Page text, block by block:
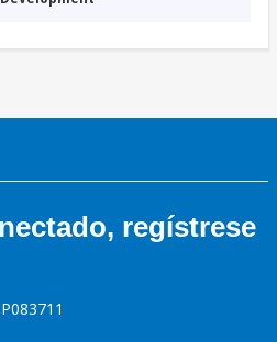
regístrese